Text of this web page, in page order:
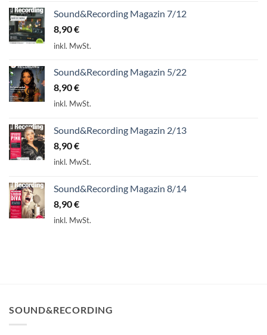
Sound&Recording Magazin 7/12
8,90€
inkl. MwSt.
Sound&Recording Magazin 5/22
8,90€
inkl. MwSt.
Sound&Recording Magazin 2/13
8,90€
inkl. MwSt.
Sound&Recording Magazin 8/14
8,90€
inkl. MwSt.
SOUND&RECORDING